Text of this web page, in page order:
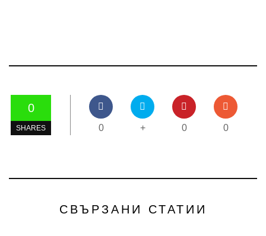
0
SHARES 0 + 0 0
СВЪРЗАНИ СТАТИИ